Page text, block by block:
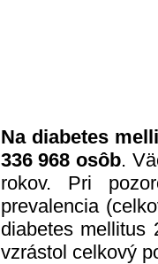
Na diabetes
336 968 osôb.
rokov. Pri
prevalencia
diabetes mellitus
vzrástol celkový